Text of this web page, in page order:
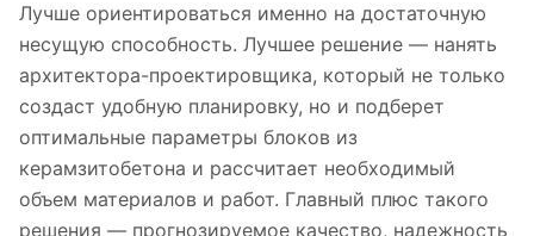
Лучше ориентироваться именно на достаточную
несущую способность. Лучшее решение — нанять
архитектора-проектировщика, который не только
создаст удобную планировку, но и подберет
оптимальные параметры блоков из
керамзитобетона и рассчитает необходимый
объем материалов и работ. Главный плюс такого
решения — прогнозируемое качество, надежность